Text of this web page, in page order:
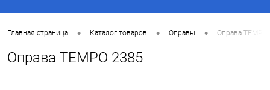
Главная страница • Каталог товаров • Оправы • Оправа ТЕМРО
Оправа ТЕМРО 2385